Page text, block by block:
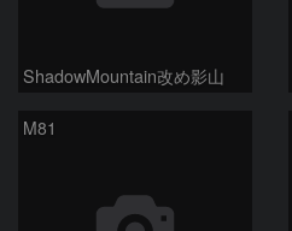
ShadowMountain改め影山
M81